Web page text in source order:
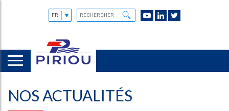
NOS ACTUALITÉS